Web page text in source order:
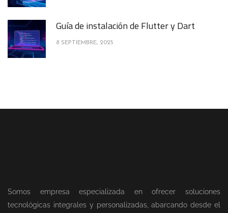
Guía de instalación de Flutter y Dart
8 SEPTIEMBRE, 2025
Somos empresa especializada en ofrecer soluciones
tecnológicas integrales y personalizadas, abarcando desde el